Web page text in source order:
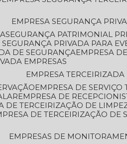
EMPRESA SEGURANÇA
SEGURANÇA PATRIMONIAL
SEGURANÇA PRIVADA PARA
DE SEGURANÇA
EMPRESA
EMPRESAS
EMPRESA TERCEIRIZADA
EMPRESA DE
EMPRESA DE
DE TERCEIRIZAÇÃO DE
DE TERCEIRIZAÇÃO DE
EMPRESAS DE